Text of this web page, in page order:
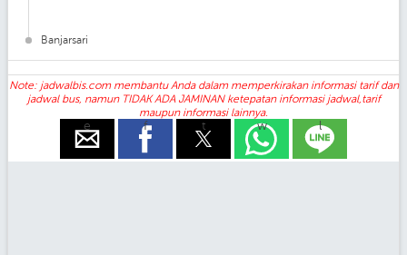
Banjarsari
Note: jadwalbis.com membantu Anda dalam memperkirakan informasi tarif dan
jadwal bus, namun TIDAK ADA JAMINAN ketepatan informasi jadwal,tarif
maupun informasi lainnya.
e f t w l